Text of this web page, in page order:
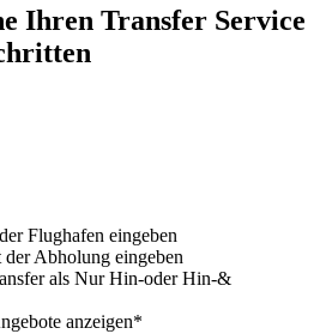
Ihren Transfer Service
Flughafen eingeben
Abholung eingeben
als Nur Hin-oder Hin-&
anzeigen*